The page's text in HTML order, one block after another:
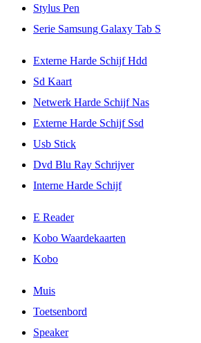
Stylus Pen
Serie Samsung Galaxy Tab S
Externe Harde Schijf Hdd
Sd Kaart
Netwerk Harde Schijf Nas
Externe Harde Schijf Ssd
Usb Stick
Dvd Blu Ray Schrijver
Interne Harde Schijf
E Reader
Kobo Waardekaarten
Kobo
Muis
Toetsenbord
Speaker